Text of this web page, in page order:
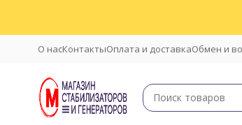
О насКонтактыОплата и доставкаОбмен и